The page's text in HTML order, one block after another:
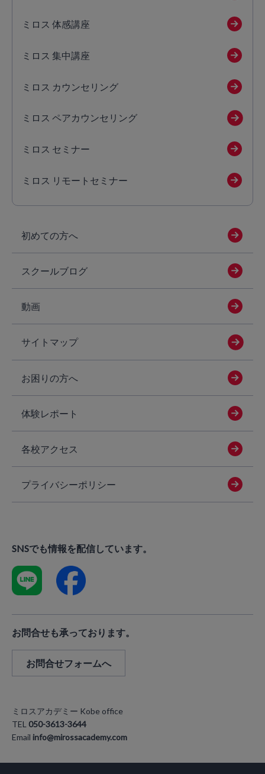
ミロス 体感講座
ミロス 集中講座
ミロス カウンセリング
ミロス ペアカウンセリング
ミロス セミナー
ミロス リモートセミナー
初めての方へ
スクールブログ
動画
サイトマップ
お困りの方へ
体験レポート
各校アクセス
プライバシーポリシー
SNSでも情報を配信しています。
お問合せも承っております。
お問合せフォームへ
ミロスアカデミー Kobe office
TEL 050-3613-3644
Emailinfo@mirossacademy.com